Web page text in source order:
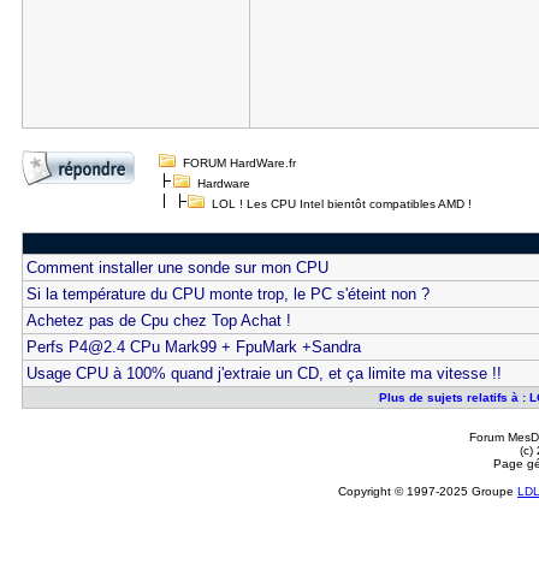
FORUM HardWare.fr
Hardware
LOL ! Les CPU Intel bientôt compatibles AMD !
Comment installer une sonde sur mon CPU
Si la température du CPU monte trop, le PC s'éteint non ?
Achetez pas de Cpu chez Top Achat !
Perfs P4@2.4 CPu Mark99 + FpuMark +Sandra
Usage CPU à 100% quand j'extraie un CD, et ça limite ma vitesse !!
Plus de sujets relatifs à :
Forum
(c)
Page
Copyright © 1997-2025 Groupe